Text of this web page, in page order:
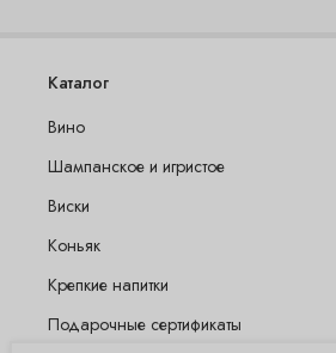
Каталог
Вино
Шампанское и игристое
Виски
Коньяк
Крепкие напитки
Подарочные сертификаты